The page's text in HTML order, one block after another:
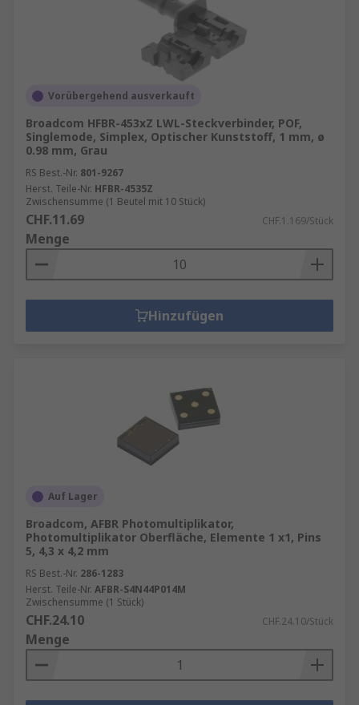
Vorübergehend ausverkauft
Broadcom HFBR-453xZ LWL-Steckverbinder, POF,
Singlemode, Simplex, Optischer Kunststoff, 1 mm, ø
0.98 mm, Grau
RS Best.-Nr. 801-9267
Herst. Teile-Nr. HFBR-4535Z
Zwischensumme (1 Beutel mit 10 Stück)
CHF.11.69 CHF.1.169/Stück
Menge
Hinzufügen
Auf Lager
Broadcom, AFBR Photomultiplikator,
Photomultiplikator Oberfläche, Elemente 1 x1, Pins
5, 4,3 x 4,2 mm
RS Best.-Nr. 286-1283
Herst. Teile-Nr. AFBR-S4N44P014M
Zwischensumme (1 Stück)
CHF.24.10 CHF.24.10/Stück
Menge